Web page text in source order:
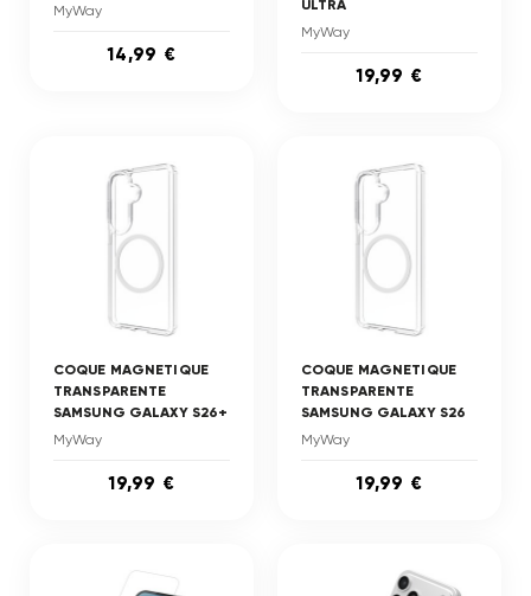
MyWay
14,99 €
ULTRA
MyWay
19,99 €
COQUE MAGNETIQUE
TRANSPARENTE
SAMSUNG GALAXY S26+
MyWay
19,99 €
COQUE MAGNETIQUE
TRANSPARENTE
SAMSUNG GALAXY S26
MyWay
19,99 €